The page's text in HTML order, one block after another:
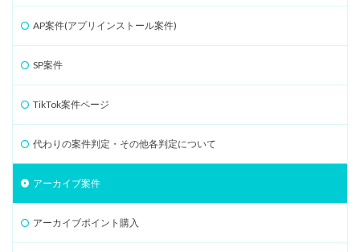
AP案件(アプリインストール案件)
SP案件
TikTok案件ページ
代わりの案件判定・その他各判定について
アーカイブ案件
アーカイブポイント購入